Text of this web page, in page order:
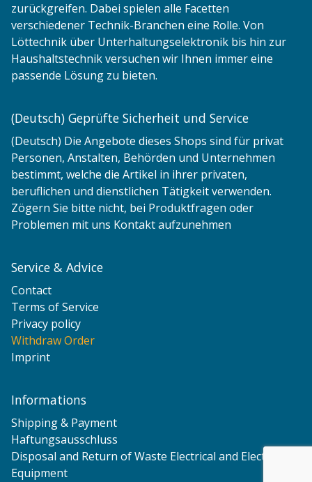
zurückgreifen. Dabei spielen alle Facetten
verschiedener Technik-Branchen eine Rolle. Von
Löttechnik über Unterhaltungselektronik bis hin zur
Haushaltstechnik versuchen wir Ihnen immer eine
passende Lösung zu bieten.
Service & Advice
Contact
Terms of Service
Privacy policy
Withdraw Order
Imprint
Informations
Shipping & Payment
Haftungsausschluss
Disposal and Return of Waste Electrical and Electronic
Equipment
(Deutsch) Geprüfte Sicherheit und Service
(Deutsch) Die Angebote dieses Shops sind für privat
Personen, Anstalten, Behörden und Unternehmen
bestimmt, welche die Artikel in ihrer privaten,
beruflichen und dienstlichen Tätigkeit verwenden.
Zögern Sie bitte nicht, bei Produktfragen oder
Problemen mit uns Kontakt aufzunehmen